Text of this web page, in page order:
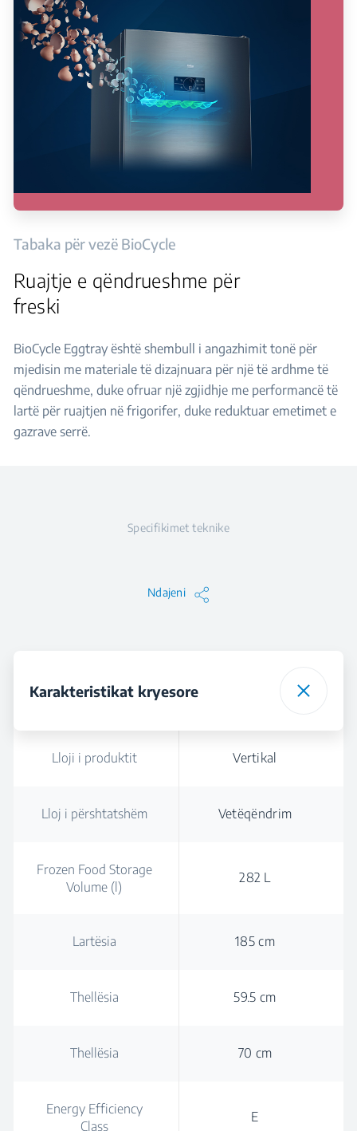
Tabaka për vezë BioCycle
Ruajtje e qëndrueshme për
freski
BioCycle Eggtray është shembull i angazhimit tonë për
mjedisin me materiale të dizajnuara për një të ardhme të
qëndrueshme, duke ofruar një zgjidhje me performancë të
lartë për ruajtjen në frigorifer, duke reduktuar emetimet e
gazrave serrë.
Specifikimet teknike
Ndajeni
Karakteristikat kryesore
Lloji i produktit Vertikal
Lloj i përshtatshëm Vetëqëndrim
Frozen Food Storage
Volume (l)
282 L
Lartësia 185 cm
Thellësia 59.5 cm
Thellësia 70 cm
Energy Efficiency
Class
E